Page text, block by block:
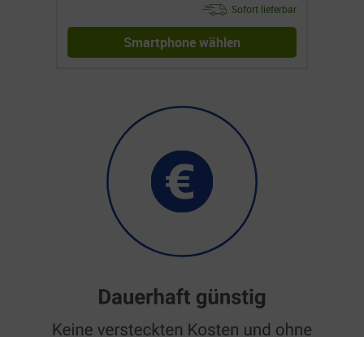
Sofort lieferbar
Smartphone wählen